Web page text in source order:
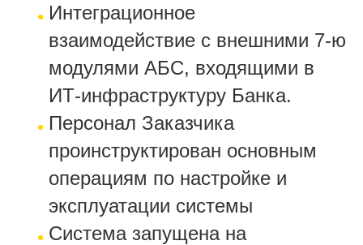
Интеграционное
взаимодействие с внешними 7-ю
модулями АБС, входящими в
ИТ-инфраструктуру Банка.
Персонал Заказчика
проинструктирован основным
операциям по настройке и
эксплуатации системы
Система запущена на